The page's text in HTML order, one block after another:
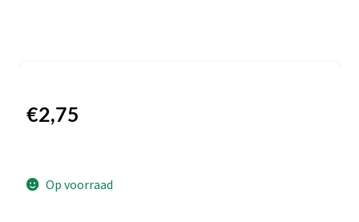
€2,75
Op voorraad